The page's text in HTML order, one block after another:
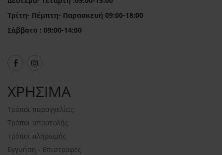
Τρίτη- Πέμπτη- Παρασκευή 09:00-18:00
Σάββατο : 09:00-14:00
ΧΡΗΣΙΜΑ
Τρόποι παραγγελίας
Τρόποι αποστολής
Τρόποι πληρωμής
Εγγυήση - Επιστροφές